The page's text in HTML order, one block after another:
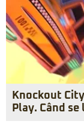
Knockout
Play. Când